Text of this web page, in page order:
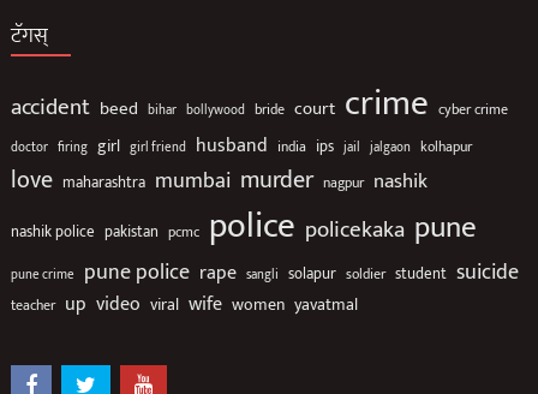
टॅगस्
accident beed bihar bollywood bride court crime cyber crime
doctor firing girl girl friend husband india ips jail jalgaon kolhapur
love maharashtra mumbai murder nagpur nashik
nashik police pakistan pcmc police policekaka pune
pune crime pune police rape sangli solapur soldier student suicide
teacher up video viral wife women yavatmal